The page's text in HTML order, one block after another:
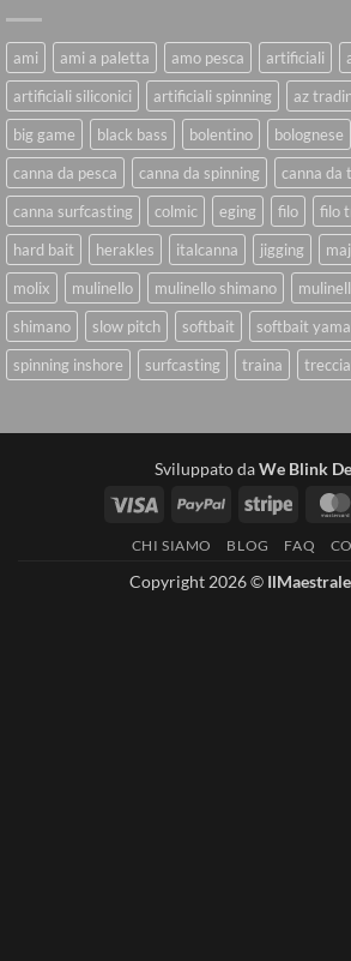
ami ami a paletta amo pesca artificiali
artificiali siliconici
artificiali spinning az
big game
black bass bolentino bolognese
canna da pesca
canna da spinning
canna da
canna surfcasting
colmic eging filo filo
hard bait
herakles italcanna jigging
molix
mulinello mulinello shimano
shimano
slow pitch softbait softbait
spinning inshore
surfcasting traina
Sviluppato daWe Blink
Visa
PayPal Stripe
CHI SIAMO BLOG FAQ
Copyright 2026 ©